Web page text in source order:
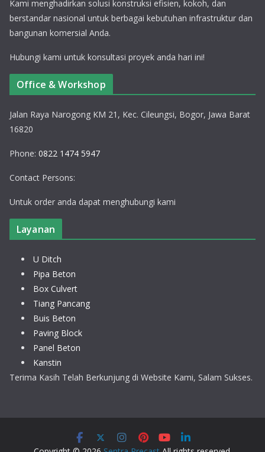
Kami menghadirkan solusi konstruksi efisien, kokoh, dan
berstandar nasional untuk berbagai kebutuhan infrastruktur dan
bangunan komersial Anda.
Hubungi kami untuk konsultasi proyek anda hari ini!
Office & Workshop
Jalan Raya Narogong KM 21, Kec. Cileungsi, Bogor, Jawa Barat
16820
Phone: 0822 1474 5947
Contact Persons:
Untuk order anda dapat menghubungi kami
Layanan
U Ditch
Pipa Beton
Box Culvert
Tiang Pancang
Buis Beton
Paving Block
Panel Beton
Kanstin
Terima Kasih Telah Berkunjung di Website Kami, Salam Sukses.